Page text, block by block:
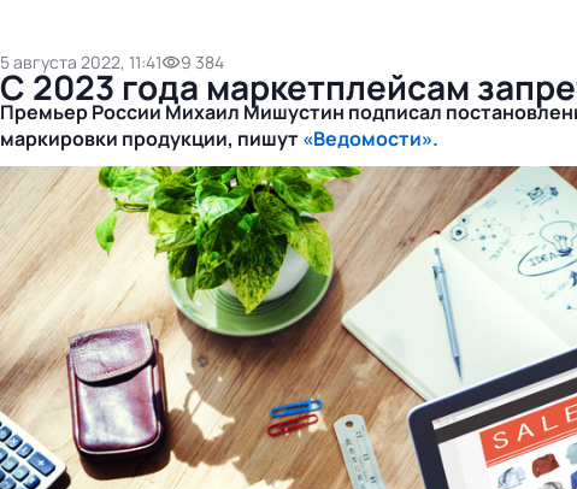
5 августа 2022, 11:41 9 384
С 2023 года маркетплейсам
Премьер России Михаил Мишустин подписал
маркировки продукции, пишут«Ведомости».